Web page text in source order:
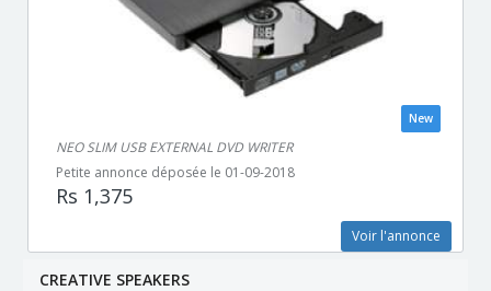
New
NEO SLIM USB EXTERNAL DVD WRITER
Petite annonce déposée le 01-09-2018
Rs 1,375
Voir l'annonce
CREATIVE SPEAKERS